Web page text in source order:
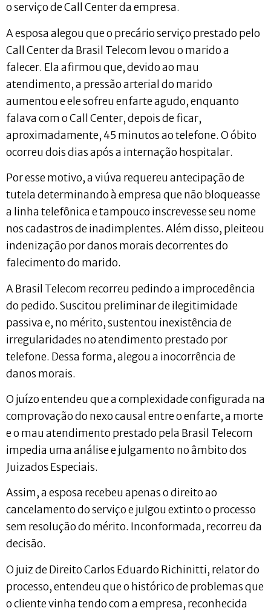
o serviço de Call Center da empresa.
A esposa alegou que o precário serviço prestado pelo
Call Center da Brasil Telecom levou o marido a
falecer. Ela afirmou que, devido ao mau
atendimento, a pressão arterial do marido
aumentou e ele sofreu enfarte agudo, enquanto
falava com o Call Center, depois de ficar,
aproximadamente, 45 minutos ao telefone. O óbito
ocorreu dois dias após a internação hospitalar.
Por esse motivo, a viúva requereu antecipação de
tutela determinando à empresa que não bloqueasse
a linha telefônica e tampouco inscrevesse seu nome
nos cadastros de inadimplentes. Além disso, pleiteou
indenização por danos morais decorrentes do
falecimento do marido.
A Brasil Telecom recorreu pedindo a improcedência
do pedido. Suscitou preliminar de ilegitimidade
passiva e, no mérito, sustentou inexistência de
irregularidades no atendimento prestado por
telefone. Dessa forma, alegou a inocorrência de
danos morais.
O juízo entendeu que a complexidade configurada na
comprovação do nexo causal entre o enfarte, a morte
e o mau atendimento prestado pela Brasil Telecom
impedia uma análise e julgamento no âmbito dos
Juizados Especiais.
Assim, a esposa recebeu apenas o direito ao
cancelamento do serviço e julgou extinto o processo
sem resolução do mérito. Inconformada, recorreu da
decisão.
O juiz de Direito Carlos Eduardo Richinitti, relator do
processo, entendeu que o histórico de problemas que
o cliente vinha tendo com a empresa, reconhecida